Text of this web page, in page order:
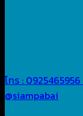
โทร : 0925465956
@siampabai